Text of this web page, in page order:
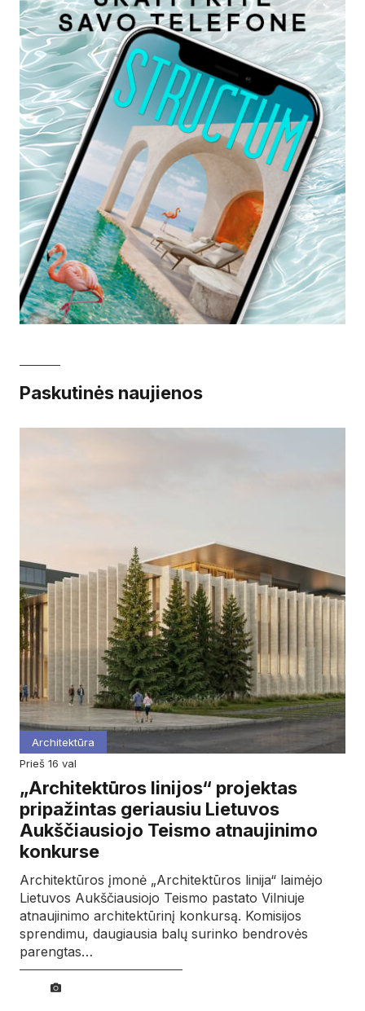
Paskutinės naujienos
Architektūra
prieš 16 val
„Architektūros linijos“ projektas
pripažintas geriausiu Lietuvos
Aukščiausiojo Teismo atnaujinimo
konkurse
Architektūros įmonė „Architektūros linija“ laimėjo
Lietuvos Aukščiausiojo Teismo pastato Vilniuje
atnaujinimo architektūrinį konkursą. Komisijos
sprendimu, daugiausia balų surinko bendrovės
parengtas…